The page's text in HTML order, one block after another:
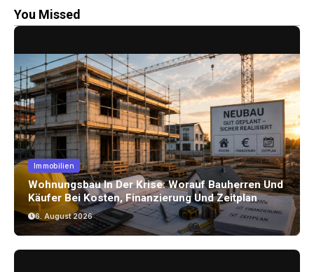
You Missed
Immobilien
Wohnungsbau In Der Krise: Worauf Bauherren Und
Käufer Bei Kosten, Finanzierung Und Zeitplan
Achten Sollten
6. August 2026